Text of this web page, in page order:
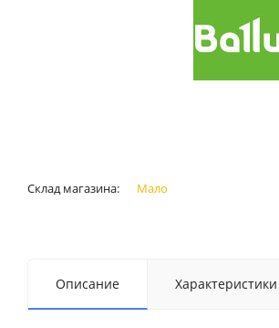
Склад магазина: Мало
Описание Характеристики